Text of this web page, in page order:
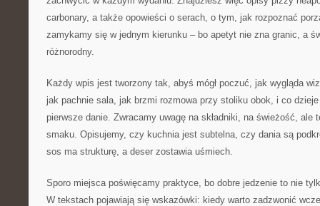
carbonary, a także opowieści o serach, o tym, jak rozpoznać
zamykamy się w jednym kierunku – bo apetyt nie zna granic, a
różnorodny.
Każdy wpis jest tworzony tak, abyś mógł poczuć, jak wygląda
jak pachnie sala, jak brzmi rozmowa przy stoliku obok, i co
pierwsze danie. Zwracamy uwagę na składniki, na świeżość, ale
smaku. Opisujemy, czy kuchnia jest subtelna, czy dania są
sos ma strukturę, a deser zostawia uśmiech.
Sporo miejsca poświęcamy praktyce, bo dobre jedzenie to nie
W tekstach pojawiają się wskazówki: kiedy warto zadzwonić